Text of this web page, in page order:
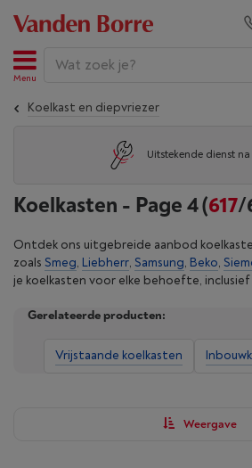
Menu
Koelkast en diepvriezer
Uitstekende dienst
Koelkasten - Page 4(617/
Ontdek ons uitgebreide aanbod
zoals Smeg, Liebherr, Samsung, Beko,
je koelkasten voor elke behoefte, inclusief
inbouwkoelkasten. Ben je op zoek naar
een energiezuinige koelkast kopen met
de perfecte oplossing voor jou. Bekijk alle
Gerelateerde producten:
Vrijstaande koelkasten
Weergave